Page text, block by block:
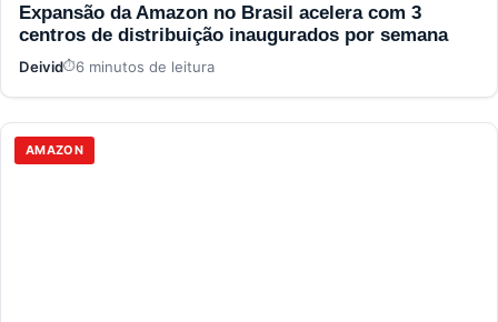
Expansão da Amazon no Brasil acelera com 3
centros de distribuição inaugurados por semana
Deivid 6 minutos de leitura
AMAZON